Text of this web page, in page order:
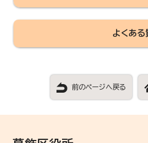
よくある
前のページへ戻る